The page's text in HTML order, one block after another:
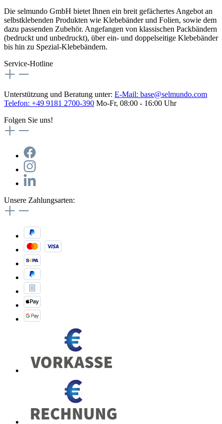
Die selmundo GmbH bietet Ihnen ein breit gefächertes Angebot an
selbstklebenden Produkten wie Klebebänder und Folien, sowie dem
dazu passenden Zubehör. Angefangen von klassischen Packbändern
(bedruckt und unbedruckt), über ein- und doppelseitige Klebebänder
bis hin zu Spezial-Klebebändern.
Service-Hotline
Unterstützung und Beratung unter: E-Mail: base@selmundo.com
Telefon: +49 9181 2700-390 Mo-Fr, 08:00 - 16:00 Uhr
Folgen Sie uns!
Unsere Zahlungsarten: